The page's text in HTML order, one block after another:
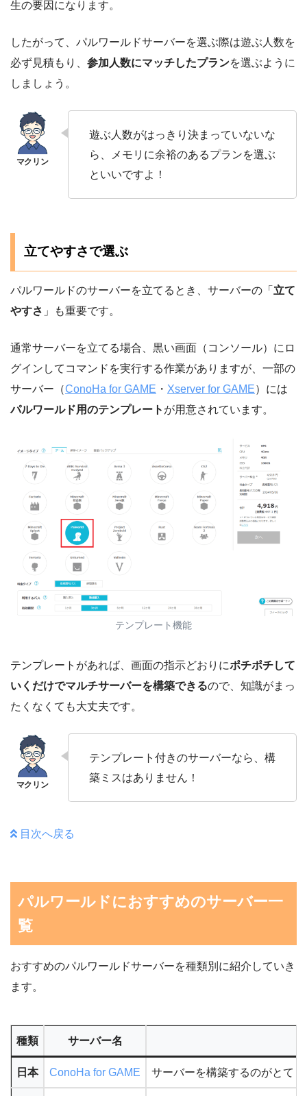
生の要因になります。
したがって、パルワールドサーバーを選ぶ際は遊ぶ人数を
必ず見積もり、 参加人数にマッチしたプランを選ぶように
しましょう。
遊ぶ人数がはっきり決まっていないな
ら、メモリに余裕のあるプランを選ぶ
といいですよ！
立てやすさで選ぶ
パルワールドのサーバーを立てるとき、サーバーの「 立て
やすさ 」も重要です。
通常サーバーを立てる場合、黒い画面（コンソール）にロ
グインしてコマンドを実行する作業がありますが、一部の
サーバー（ConoHa for GAME ・ Xserver for GAME）には
パルワールド用のテンプレート が用意されています。
テンプレート機能
テンプレートがあれば、画面の指示どおりにポチポチして
いくだけでマルチサーバーを構築できるので、知識がまっ
たくなくても大丈夫です。
テンプレート付きのサーバーなら、構
築ミスはありません！
目次へ戻る
パルワールドにおすすめのサーバー一
覧
おすすめのパルワールドサーバーを種類別に紹介していき
ます。
種類 サーバー名
日本 ConoHa for GAME サーバーを構築するのがとて